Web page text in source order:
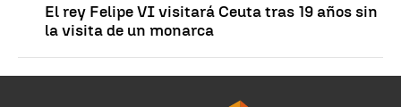
El rey Felipe VI visitará Ceuta tras 19 años sin
la visita de un monarca